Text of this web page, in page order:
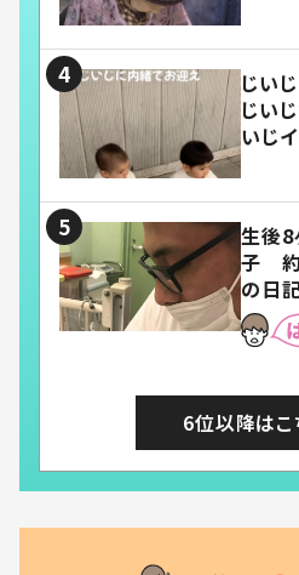
じい
じい
いじイ
生後8
子 約
の日
とは
6位以降はこ